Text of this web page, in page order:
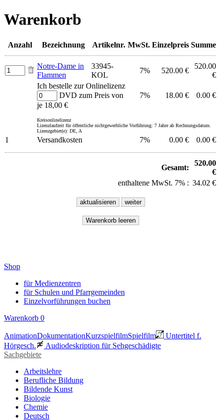
Warenkorb
Anzahl Bezeichnung Artikelnr. MwSt. Einzelpreis Summe
Notre-Dame in
Flammen
33945-
KOL
7% 520.00 €
520.00
€
Ich bestelle zur Onlinelizenz
DVD zum Preis von
je 18,00 €
7% 18.00 € 0.00 €
Kreisonlinelizenz
Lizenzlaufzeit für öffentliche nichtgewerbliche Vorführung: 7 Jahre ab Rechnungsdatum.
Lizenzgebiet(e): DE, A
1 Versandkosten 7% 0.00 € 0.00 €
Gesamt:
520.00
€
enthaltene MwSt. 7% : 34.02 €
Shop
für Medienzentren
für Schulen und Pfarrgemeinden
Einzelvorführungen buchen
Warenkorb 0
AnimationDokumentationKurzspielfilmSpielfilm
Untertitel f.
Hörgesch.
Audiodeskription für Sehgeschädigte
Sachgebiete
Arbeitslehre
Berufliche Bildung
Bildende Kunst
Biologie
Chemie
Deutsch